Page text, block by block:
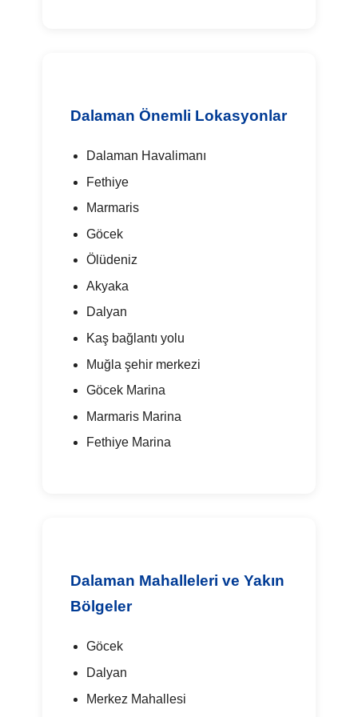
Dalaman Önemli Lokasyonlar
Dalaman Havalimanı
Fethiye
Marmaris
Göcek
Ölüdeniz
Akyaka
Dalyan
Kaş bağlantı yolu
Muğla şehir merkezi
Göcek Marina
Marmaris Marina
Fethiye Marina
Dalaman Mahalleleri ve Yakın
Bölgeler
Göcek
Dalyan
Merkez Mahallesi